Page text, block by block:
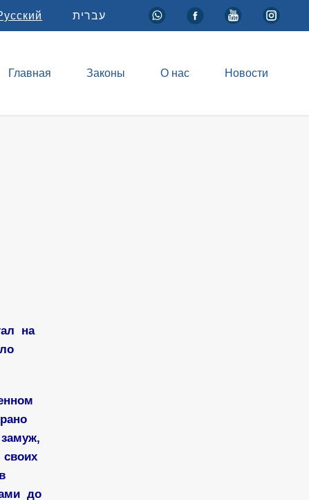
עברית
Главная Законы О нас Новости
на
до